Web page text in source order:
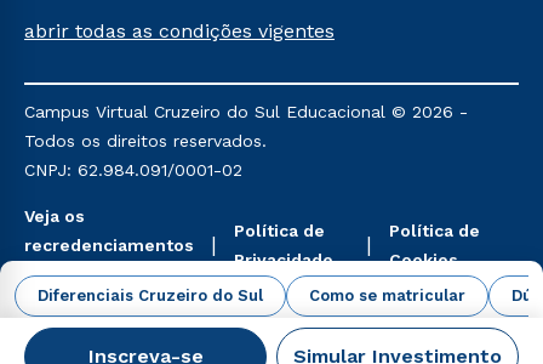
Diferenciais Cruzeiro do Sul Como se matricular
Inscreva-se Simular Investimento
Já para as demais, a taxa de matrícula será de R$
mencionadas são referentes aos cursos: Ensino
Religioso, Geografia para a Docência e Metodologia
do Ensino de História: Questões Atuais.
abrir todas as condições vigentes
Campus Virtual Cruzeiro do Sul Educacional © 2026 -
Todos os direitos reservados.
CNPJ: 62.984.091/0001-02
Veja os
recredenciamentos
aqui
Política de
Privacidade
Política de
Cookies